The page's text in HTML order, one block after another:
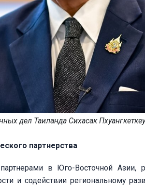
дел Таиланда Сихасак
партнерства
в Юго-Восточной Азии,
и содействии региональному